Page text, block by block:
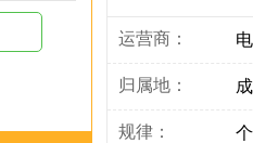
运营商：
归属地：
规律：